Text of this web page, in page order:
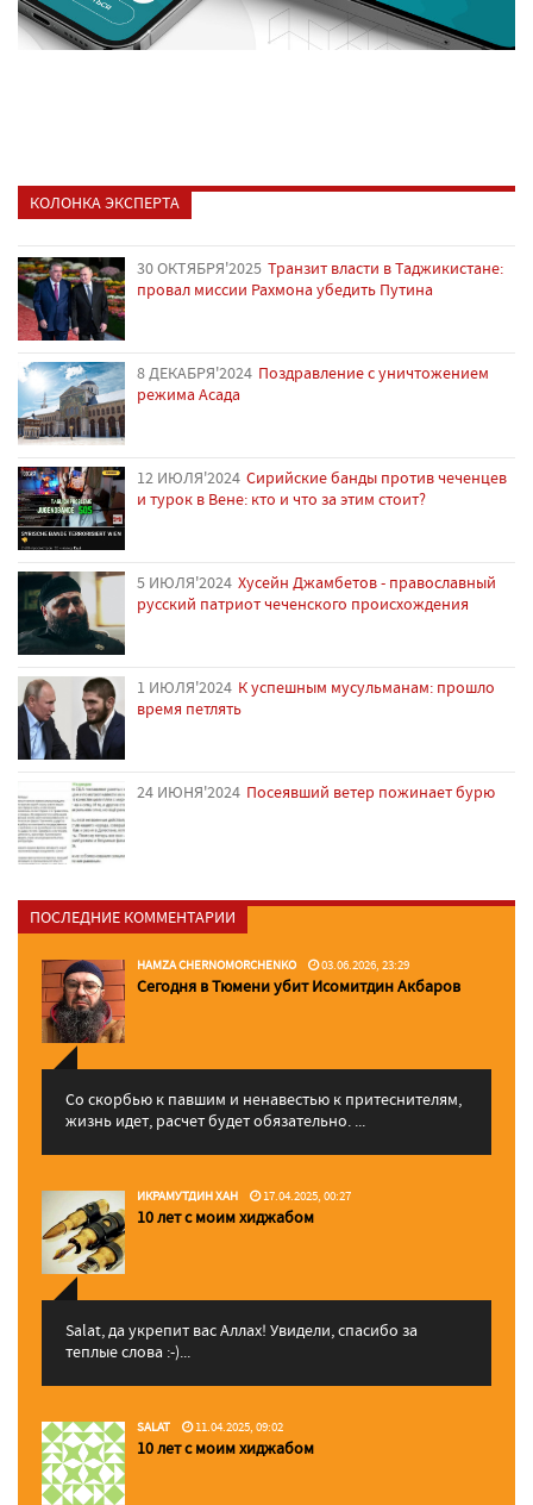
КОЛОНКА ЭКСПЕРТА
30 ОКТЯБРЯ'2025 Транзит власти в Таджикистане:
провал миссии Рахмона убедить Путина
8 ДЕКАБРЯ'2024 Поздравление с уничтожением
режима Асада
12 ИЮЛЯ'2024 Сирийские банды против чеченцев
и турок в Вене: кто и что за этим стоит?
5 ИЮЛЯ'2024 Хусейн Джамбетов - православный
русский патриот чеченского происхождения
1 ИЮЛЯ'2024 К успешным мусульманам: прошло
время петлять
24 ИЮНЯ'2024 Посеявший ветер пожинает бурю
ПОСЛЕДНИЕ КОММЕНТАРИИ
HAMZA CHERNOMORCHENKO 03.06.2026, 23:29
Сегодня в Тюмени убит Исомитдин Акбаров
Со скорбью к павшим и ненавестью к притеснителям,
жизнь идет, расчет будет обязательно. ...
ИКРАМУТДИН ХАН 17.04.2025, 00:27
10 лет с моим хиджабом
Salat, да укрепит вас Аллаx! Увидели, спасибо за
теплые слова :-)...
SALAT 11.04.2025, 09:02
10 лет с моим хиджабом